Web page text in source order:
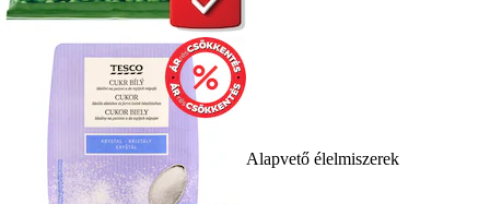
Alapvető élelmiszerek